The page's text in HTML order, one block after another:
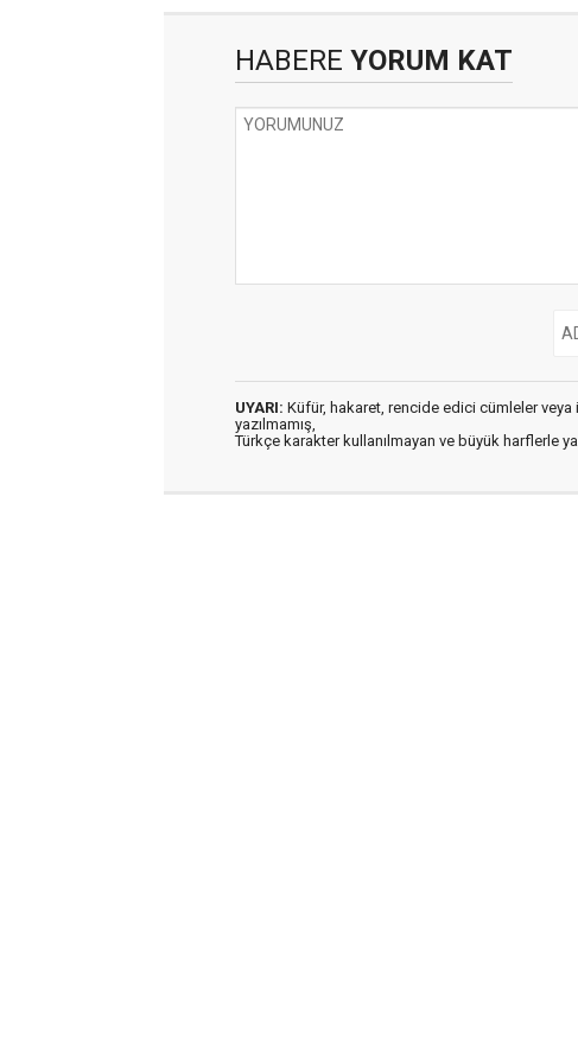
HABERE YORUM KAT
UYARI: Küfür, hakaret, rencide edici cümleler veya
yazılmamış,
Türkçe karakter kullanılmayan ve büyük harflerle